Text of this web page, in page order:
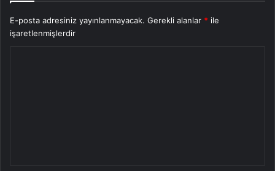
E-posta adresiniz yayınlanmayacak. Gerekli alanlar * ile
işaretlenmişlerdir